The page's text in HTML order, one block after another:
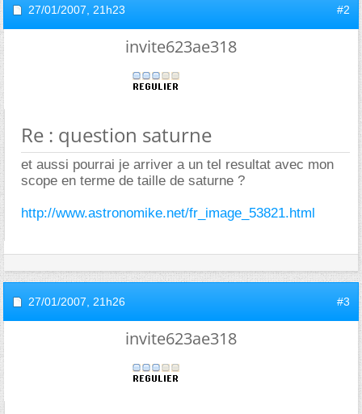
27/01/2007, 21h23 #2
invite623ae318
Re : question saturne
et aussi pourrai je arriver a un tel resultat avec mon
scope en terme de taille de saturne ?
http://www.astronomike.net/fr_image_53821.html
27/01/2007, 21h26 #3
invite623ae318